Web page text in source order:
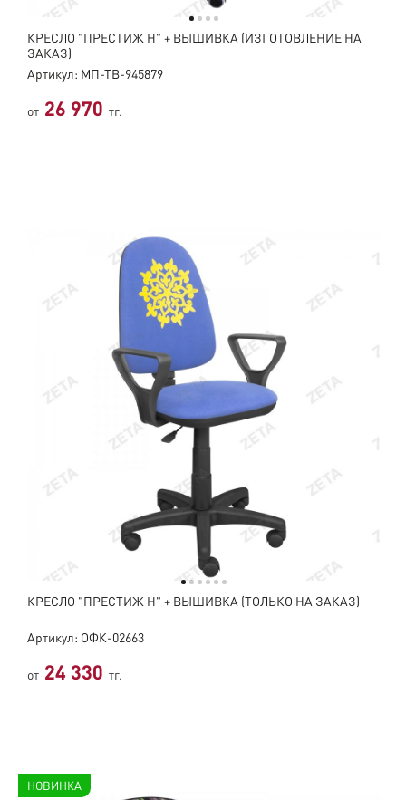
КРЕСЛО "ПРЕСТИЖ Н" + ВЫШИВКА (ИЗГОТОВЛЕНИЕ НА
ЗАКАЗ)
Артикул: МП-ТВ-945879
от 26 970 тг.
КРЕСЛО "ПРЕСТИЖ Н" + ВЫШИВКА (ТОЛЬКО НА ЗАКАЗ)
Артикул: ОФК-02663
от 24 330 тг.
НОВИНКА